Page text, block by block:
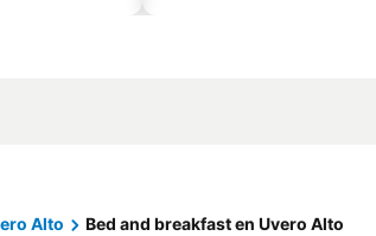
Alto Bed and breakfast en Uvero Alto